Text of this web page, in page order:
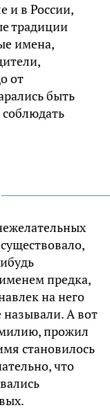
и в России,
традиции
имена,
от
быть
предка,
на него
А вот
прожил
становилось
что